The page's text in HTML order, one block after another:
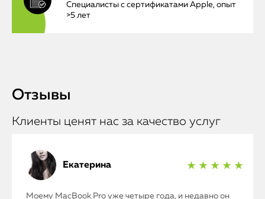
Специалисты с сертификатами Apple, опыт
>5 лет
Отзывы
Клиенты ценят нас за качество услуг
Екатерина ★ ★ ★ ★ ★
Моему MacBook Pro уже четыре года, и недавно он